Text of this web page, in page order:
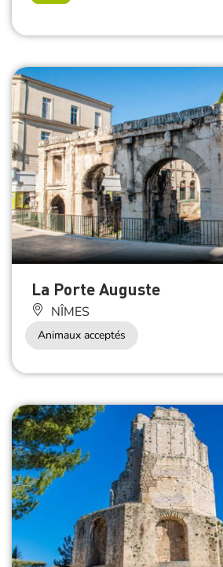
La Porte Auguste
NÎMES
Animaux acceptés